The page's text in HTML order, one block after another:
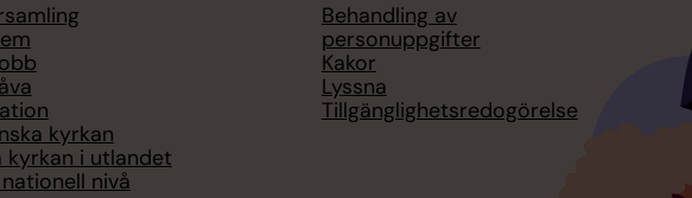
kyrkan
kyrkan i utlandet
nivå
Behandling av
personuppgifter
Kakor
Lyssna
Tillgänglighetsredogörelse